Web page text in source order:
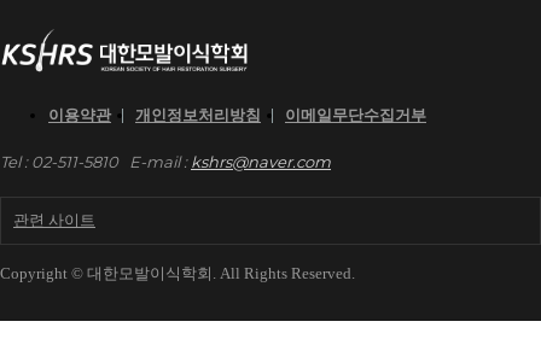
이용약관 개인정보처리방침 이메일무단수집거부
Tel : 02-511-5810 E-mail :kshrs@naver.com
관련 사이트
Copyright © 대한모발이식학회. All Rights Reserved.